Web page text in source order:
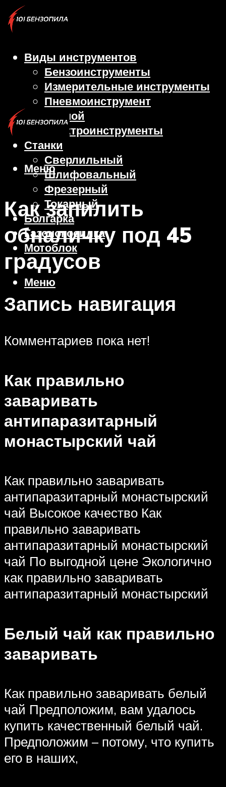
Виды инструментов
Бензоинструменты
Измерительные инструменты
Пневмоинструмент
Ручной
Электроинструменты
Станки
Сверлильный
Шлифовальный
Фрезерный
Токарный
Болгарка
Газонокосилка
Мотоблок
Меню
Меню
Как запилить
обналичку под 45
градусов
Запись навигация
Комментариев пока нет!
Как правильно
заваривать
антипаразитарный
монастырский чай
Как правильно заваривать
антипаразитарный монастырский
чай Высокое качество Как
правильно заваривать
антипаразитарный монастырский
чай По выгодной цене Экологично
как правильно заваривать
антипаразитарный монастырский
Белый чай как правильно
заваривать
Как правильно заваривать белый
чай Предположим, вам удалось
купить качественный белый чай.
Предположим – потому, что купить
его в наших,